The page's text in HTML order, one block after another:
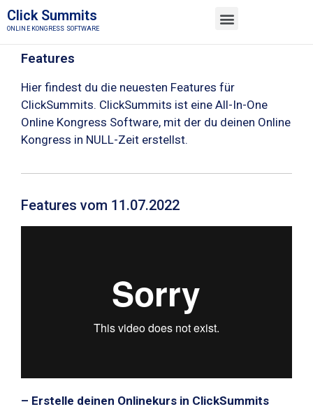
Click Summits
ONLINE KONGRESS SOFTWARE
Features
Hier findest du die neuesten Features für
ClickSummits. ClickSummits ist eine All-In-One
Online Kongress Software, mit der du deinen Online
Kongress in NULL-Zeit erstellst.
Features vom 11.07.2022
– Erstelle deinen Onlinekurs in ClickSummits